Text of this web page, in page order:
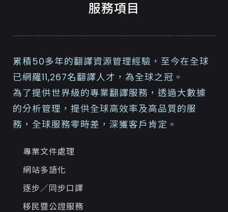
服務項目
累積50多年的翻譯資源管理經驗，至今在全球
已網羅11,267名翻譯人才，為全球之冠。
為了提供世界級的專業翻譯服務，透過大數據
的分析管理，提供全球高效率及高品質的服
務，全球服務零時差，深獲客戶肯定。
專業文件處理
網站多語化
逐步／同步口譯
移民暨公證服務